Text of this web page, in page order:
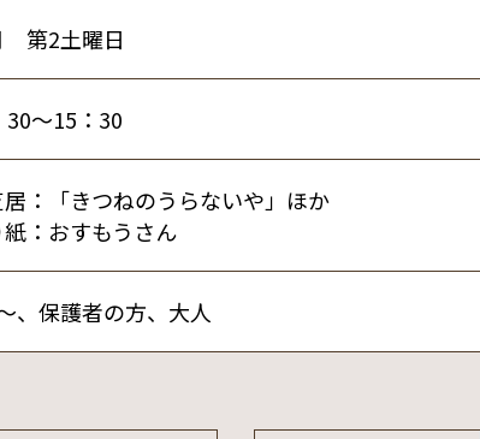
第2土曜日
30～15：30
：「きつねのうらないや」ほか
：おすもうさん
、保護者の方、大人